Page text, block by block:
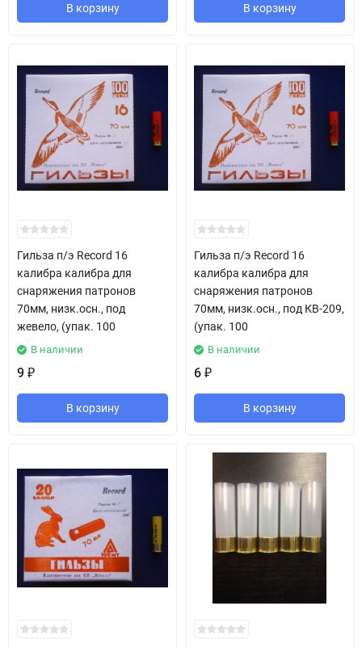
В корзину В корзину
Гильза п/э Record 16
калибра калибра для
снаряжения патронов
70мм, низк.осн., под
жевело, (упак. 100
В наличии
9 ₽
В корзину
Гильза п/э Record 16
калибра калибра для
снаряжения патронов
70мм, низк.осн., под КВ-209,
(упак. 100
В наличии
6 ₽
В корзину